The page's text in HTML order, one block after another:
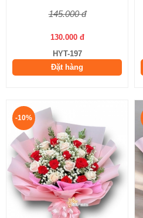
145.000 đ
130.000 đ
HYT-197
Đặt hàng
-10%